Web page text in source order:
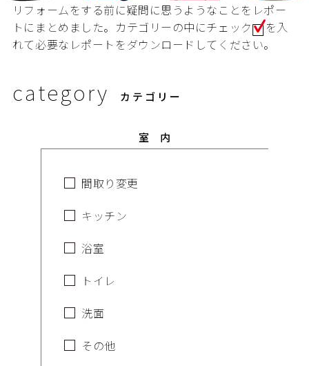
リフォームをする前に疑問に思うようなことをレポー
トにまとめました。カテゴリーの中にチェック
を入
れて必要なレポートをダウンロードしてください。
category カテゴリー
室 内
間取り変更
キッチン
浴室
トイレ
洗面
その他